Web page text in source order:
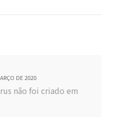
DE 2020
não foi criado em